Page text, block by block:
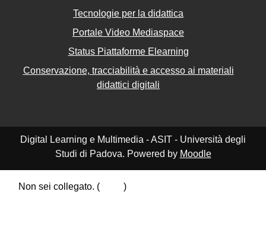
Tecnologie per la didattica
Portale Video Mediaspace
Status Piattaforme Elearning
Conservazione, tracciabilità e accesso ai materiali
didattici digitali
Digital Learning e Multimedia - ASIT - Università degli
Studi di Padova. Powered by Moodle
Non sei collegato. (
)